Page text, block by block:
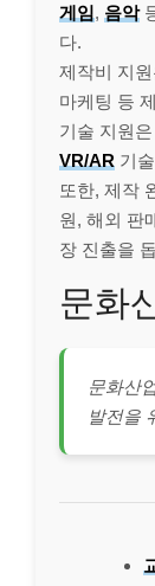
게임, 음악
다.
제작비 지
마케팅 등
기술 지원은
VR/AR 기
또한, 제작
원, 해외 판
장 진출을
문화
문화산
발전을